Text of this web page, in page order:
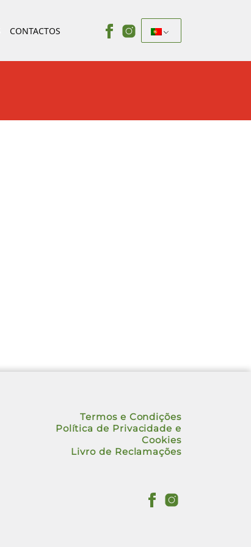
CONTACTOS
Termos e Condições
Política de Privacidade e
Cookies
Livro de Reclamações